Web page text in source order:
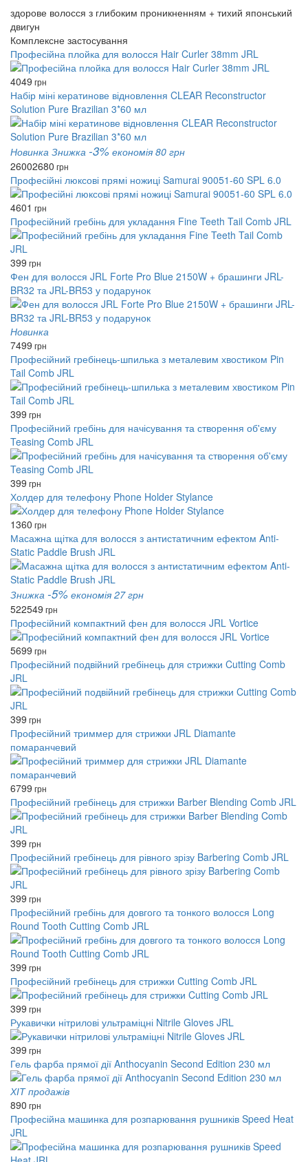
здорове волосся з глибоким проникненням + тихий японський
двигун
Комплексне застосування
Професійна плойка для волосся Hair Curler 38mm JRL
4049 грн
Набір міні кератинове відновлення CLEAR Reconstructor
Solution Pure Brazilian 3*60 мл
Новинка Знижка -3% економія 80 грн
26002680 грн
Професійні люксові прямі ножиці Samurai 90051-60 SPL 6.0
4601 грн
Професійний гребінь для укладання Fine Teeth Tail Comb JRL
399 грн
Фен для волосся JRL Forte Pro Blue 2150W + брашинги JRL-
BR32 та JRL-BR53 у подарунок
Новинка
7499 грн
Професійний гребінець-шпилька з металевим хвостиком Pin
Tail Comb JRL
399 грн
Професійний гребінь для начісування та створення об'єму
Teasing Comb JRL
399 грн
Холдер для телефону Phone Holder Stylance
1360 грн
Масажна щітка для волосся з антистатичним ефектом Anti-
Static Paddle Brush JRL
Знижка -5% економія 27 грн
522549 грн
Професійний компактний фен для волосся JRL Vortice
5699 грн
Професійний подвійний гребінець для стрижки Cutting Comb
JRL
399 грн
Професійний триммер для стрижки JRL Diamante
помаранчевий
6799 грн
Професійний гребінець для стрижки Barber Blending Comb JRL
399 грн
Професійний гребінець для рівного зрізу Barbering Comb JRL
399 грн
Професійний гребінь для довгого та тонкого волосся Long
Round Tooth Cutting Comb JRL
399 грн
Професійний гребінець для стрижки Cutting Comb JRL
399 грн
Рукавички нітрилові ультраміцні Nitrile Gloves JRL
399 грн
Гель фарба прямої дії Anthocyanin Second Edition 230 мл
ХІТ продажів
890 грн
Професійна машинка для розпарювання рушників Speed ​​Heat
JRL